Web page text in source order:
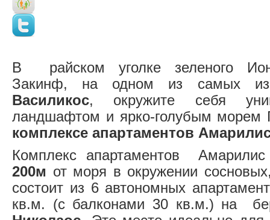
В райском уголке зеленого
Закинф, на одном из самых
Василикос, окружите себя
ландшафтом и ярко-голубым морем
комплексе апартаментов
Комплекс апартаментов
200м от моря в окружении
состоит из 6 автономных
кв.м. (с балконами 30 кв.м.) на